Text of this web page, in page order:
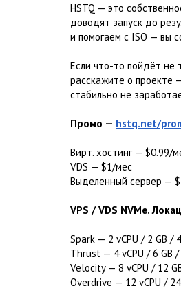
HSTQ — это
доводят запуск до
и помогаем с ISO — вы
Если что-то пойдёт не
расскажите о проекте
стабильно не
Промо — hstq.net/
Вирт. хостинг — $0.99/
VDS — $1/мес
Выделенный сервер —
VPS / VDS NVMe.
Spark — 2 vCPU / 2 GB /
Thrust — 4 vCPU / 6 GB
Velocity — 8 vCPU / 12
Overdrive — 12 vCPU /